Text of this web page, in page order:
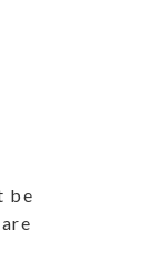
be